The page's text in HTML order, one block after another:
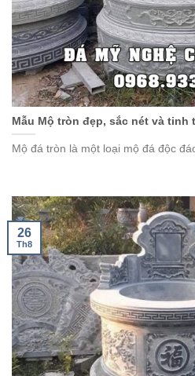
Mẫu Mộ tròn đẹp, sắc nét và tinh
Mộ đá tròn là một loại mộ đá độc
26
Th8